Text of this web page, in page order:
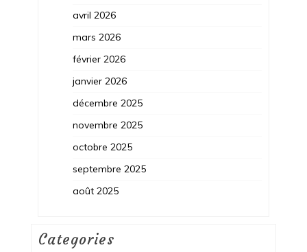
avril 2026
mars 2026
février 2026
janvier 2026
décembre 2025
novembre 2025
octobre 2025
septembre 2025
août 2025
Categories